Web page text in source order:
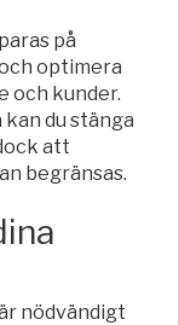
på
optimera
och kunder.
du stänga
att
begränsas.
nödvändigt